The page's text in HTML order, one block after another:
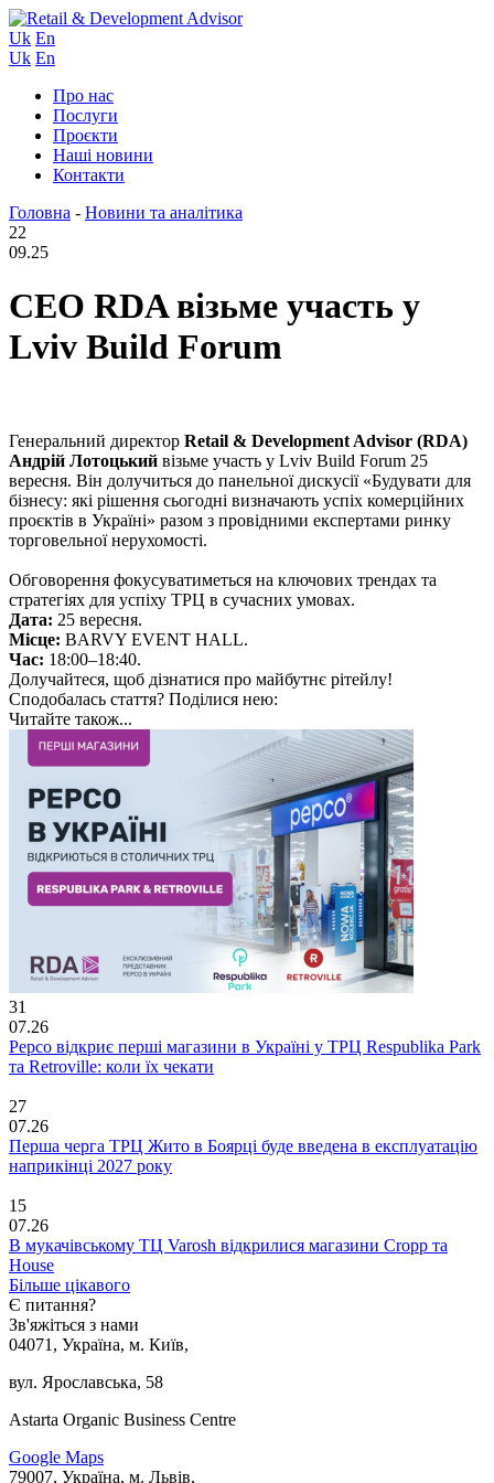
Uk En
Uk En
Про нас
Послуги
Проєкти
Наші новини
Контакти
Головна - Новини та аналітика
22
09.25
CEO RDA візьме участь у
Lviv Build Forum
Генеральний директор Retail & Development Advisor (RDA)
Андрій Лотоцький візьме участь у Lviv Build Forum 25
вересня. Він долучиться до панельної дискусії «Будувати для
бізнесу: які рішення сьогодні визначають успіх комерційних
проєктів в Україні» разом з провідними експертами ринку
торговельної нерухомості.
Обговорення фокусуватиметься на ключових трендах та
стратегіях для успіху ТРЦ в сучасних умовах.
Дата: 25 вересня.
Місце: BARVY EVENT HALL.
Час: 18:00–18:40.
Долучайтеся, щоб дізнатися про майбутнє рітейлу!
Сподобалась стаття? Поділися нею:
Читайте також...
31
07.26
Pepco відкриє перші магазини в Україні у ТРЦ Respublika Park
та Retroville: коли їх чекати
27
07.26
Перша черга ТРЦ Жито в Боярці буде введена в експлуатацію
наприкінці 2027 року
15
07.26
В мукачівському ТЦ Varosh відкрилися магазини Cropp та
House
Більше цікавого
Є питання?
Зв'яжіться з нами
04071, Україна, м. Київ,
вул. Ярославська, 58
Astarta Organic Business Centre
Google Maps
79007, Україна, м. Львів,